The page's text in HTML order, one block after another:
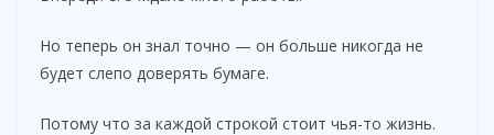
Но теперь он знал точно — он больше никогда не
будет слепо доверять бумаге.
Потому что за каждой строкой стоит чья-то жизнь.